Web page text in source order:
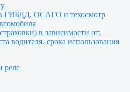
в ГИБДД, ОСАГО и техосмотр
в зависимости от:
водителя, срока использования
реле